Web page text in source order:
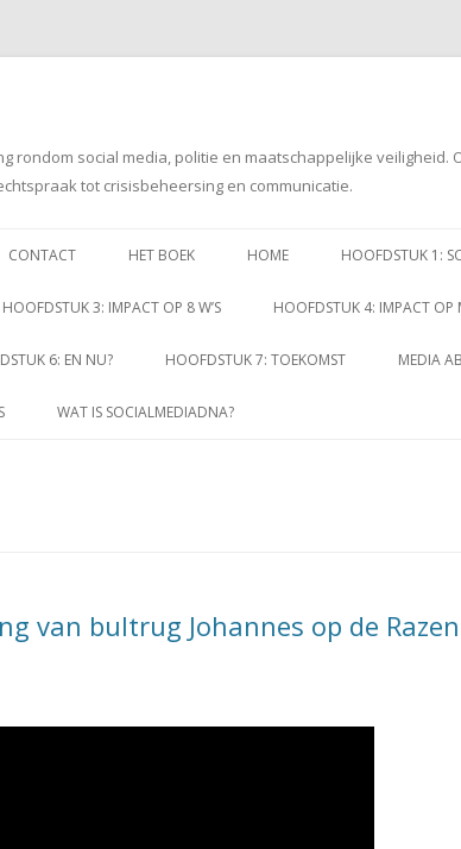
rondom social media, politie en maatschappelijke
tot crisisbeheersing en communicatie.
naar
CONTACT HET BOEK HOME HOOFDSTUK 1:
HOOFDSTUK 3: IMPACT OP 8 W’S HOOFDSTUK 4: IMPACT OP
6: EN NU? HOOFDSTUK 7: TOEKOMST MEDIA
WAT IS SOCIALMEDIADNA?
van bultrug Johannes op de